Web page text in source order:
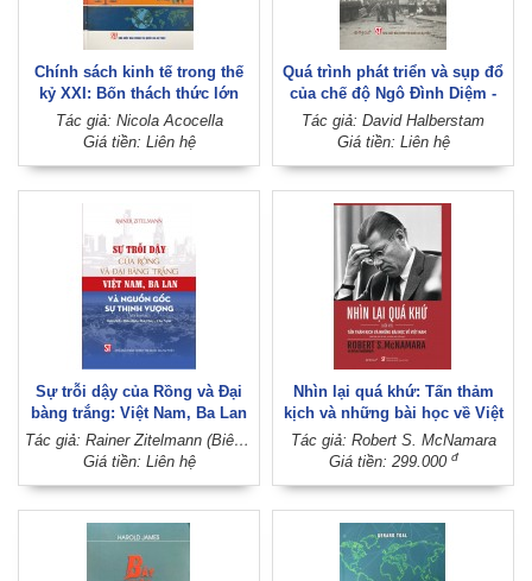
Chính sách kinh tế trong thế
kỷ XXI: Bốn thách thức lớn
Tác giả: Nicola Acocella
Giá tiền: Liên hệ
Quá trình phát triển và sụp đổ
của chế độ Ngô Đình Diệm -
Ngập giữa vũng lầy
Tác giả: David Halberstam
Giá tiền: Liên hệ
Sự trỗi dậy của Rồng và Đại
bàng trắng: Việt Nam, Ba Lan
và nguồn gốc sự thịnh vượng
(Sách tham khảo)
Tác giả: Rainer Zitelmann (Biên dịch - Hiệu đính: Thu Thủy - Chu Ngân)
Giá tiền: Liên hệ
Nhìn lại quá khứ: Tấn thảm
kịch và những bài học về Việt
Nam
Tác giả: Robert S. McNamara
Giá tiền: 299.000 đ